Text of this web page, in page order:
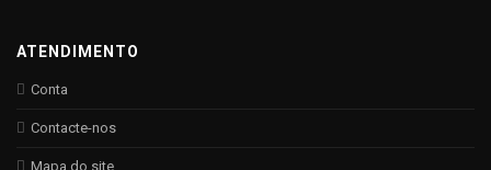
ATENDIMENTO
Conta
Contacte-nos
Mapa do site